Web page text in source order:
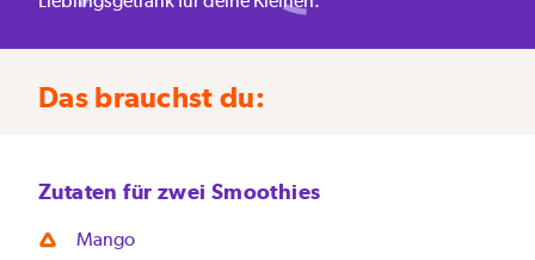
Das brauchst du:
Zutaten für zwei Smoothies
Mango